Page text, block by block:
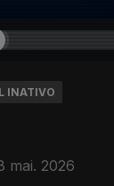
INATIVO
mai. 2026